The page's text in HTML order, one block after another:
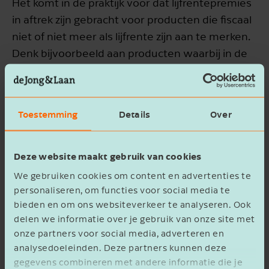
Toestemming Details Over
Deze website maakt gebruik van cookies
We gebruiken cookies om content en advertenties te
personaliseren, om functies voor social media te
bieden en om ons websiteverkeer te analyseren. Ook
delen we informatie over je gebruik van onze site met
onze partners voor social media, adverteren en
analysedoeleinden. Deze partners kunnen deze
gegevens combineren met andere informatie die je
Het komt in de praktijk voor dat lijfrentepremies
in aftrek zijn gebracht voor producten die fiscaal
niet of niet meer als lijfrente zijn aan te merken.
Denk bijvoorbeeld aan producten waarbij in de
voorwaarden niet is opgenomen dat afkoop niet
is toegestaan of lijfrenteproducten die worden
ongewenste gevolgen te voorkomen wordt
belast zijn.
Let op!Om anticiperen te voorkomen gaat deze
wijziging met terugwerkende kracht in vanaf de
datum van bekendmaking, te weten 25 april
2025.